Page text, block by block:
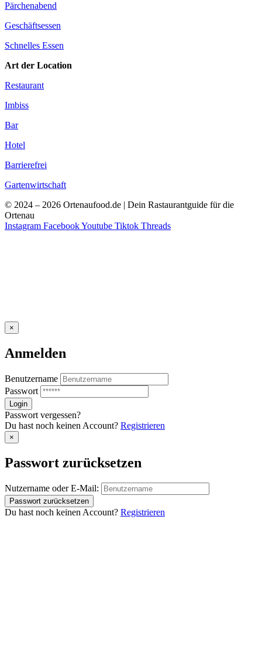
Pärchenabend
Geschäftsessen
Schnelles Essen
Art der Location
Restaurant
Imbiss
Bar
Hotel
Barrierefrei
Gartenwirtschaft
© 2024 – 2026 Ortenaufood.de | Dein Rastaurantguide für die
Ortenau
Instagram FacebookYoutube Tiktok Threads
×
Anmelden
Benutzername
Passwort
Passwort vergessen?
Du hast noch keinen Account? Registrieren
×
Passwort zurücksetzen
Nutzername oder E-Mail:
Du hast noch keinen Account? Registrieren